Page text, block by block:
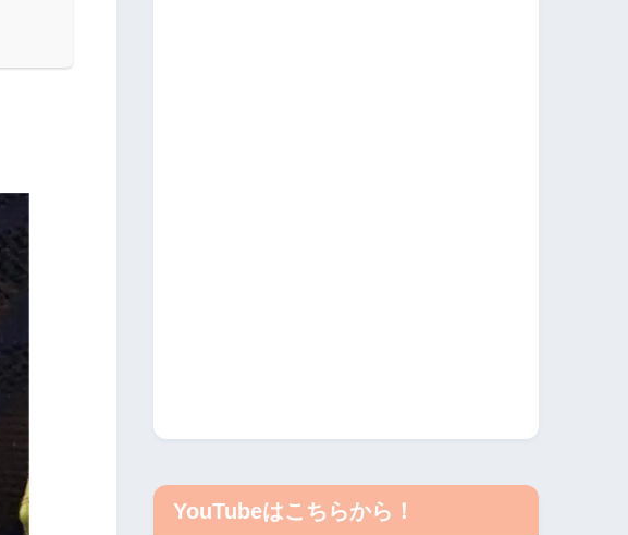
YouTubeはこちらから！